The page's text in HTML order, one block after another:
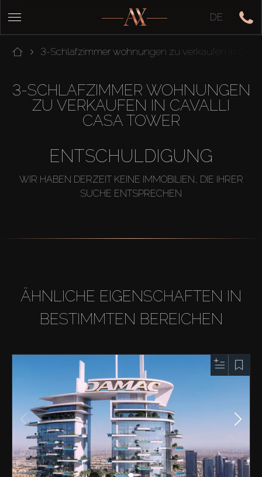
DE
3-Schlafzimmer wohnungen zu verkaufen in
3-SCHLAFZIMMER WOHNUNGEN
ZU VERKAUFEN IN CAVALLI
CASA TOWER
ENTSCHULDIGUNG
WIR HABEN DERZEIT KEINE IMMOBILIEN, DIE IHRER
SUCHE ENTSPRECHEN
ÄHNLICHE EIGENSCHAFTEN IN
BESTIMMTEN BEREICHEN